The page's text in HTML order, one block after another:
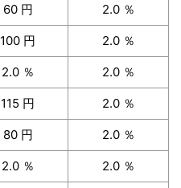
60 円 2.0 ％
100 円 2.0 ％
2.0 ％ 2.0 ％
115 円 2.0 ％
80 円 2.0 ％
2.0 ％ 2.0 ％